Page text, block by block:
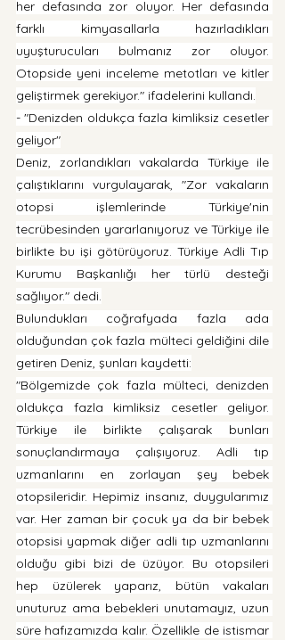
her defasında zor oluyor. Her defasında
farklı kimyasallarla hazırladıkları
uyuşturucuları bulmanız zor oluyor.
Otopside yeni inceleme metotları ve kitler
geliştirmek gerekiyor." ifadelerini kullandı.
- "Denizden oldukça fazla kimliksiz cesetler
geliyor"
Deniz, zorlandıkları vakalarda Türkiye ile
çalıştıklarını vurgulayarak, "Zor vakaların
otopsi işlemlerinde Türkiye'nin
tecrübesinden yararlanıyoruz ve Türkiye ile
birlikte bu işi götürüyoruz. Türkiye Adli Tıp
Kurumu Başkanlığı her türlü desteği
sağlıyor." dedi.
Bulundukları coğrafyada fazla ada
olduğundan çok fazla mülteci geldiğini dile
getiren Deniz, şunları kaydetti:
"Bölgemizde çok fazla mülteci, denizden
oldukça fazla kimliksiz cesetler geliyor.
Türkiye ile birlikte çalışarak bunları
sonuçlandırmaya çalışıyoruz. Adli tıp
uzmanlarını en zorlayan şey bebek
otopsileridir. Hepimiz insanız, duygularımız
var. Her zaman bir çocuk ya da bir bebek
otopsisi yapmak diğer adli tıp uzmanlarını
olduğu gibi bizi de üzüyor. Bu otopsileri
hep üzülerek yaparız, bütün vakaları
unuturuz ama bebekleri unutamayız, uzun
süre hafızamızda kalır. Özellikle de istismar